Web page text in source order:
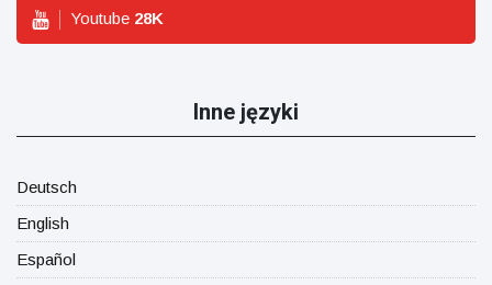
Youtube 28K
Inne języki
Deutsch
English
Español